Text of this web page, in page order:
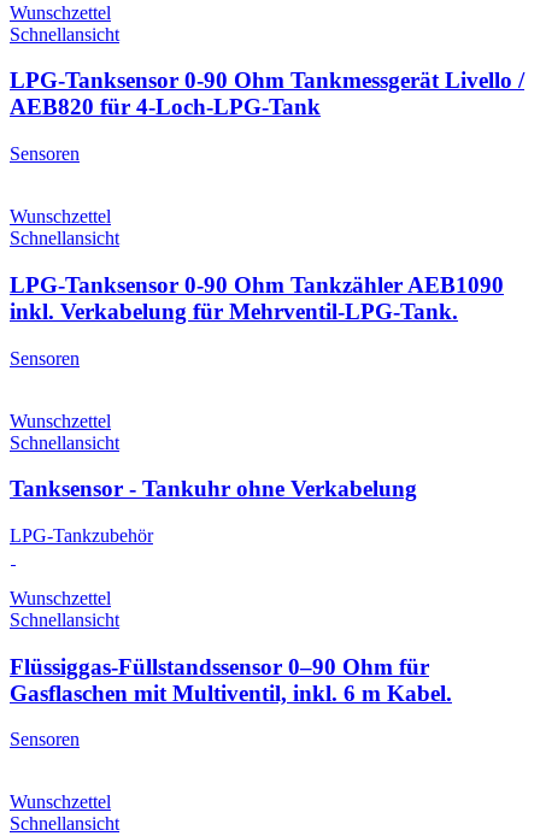
Wunschzettel
Schnellansicht
LPG-Tanksensor 0-90 Ohm Tankmessgerät Livello /
AEB820 für 4-Loch-LPG-Tank
Sensoren
Wunschzettel
Schnellansicht
LPG-Tanksensor 0-90 Ohm Tankzähler AEB1090
inkl. Verkabelung für Mehrventil-LPG-Tank.
Sensoren
Wunschzettel
Schnellansicht
Tanksensor - Tankuhr ohne Verkabelung
LPG-Tankzubehör
Wunschzettel
Schnellansicht
Flüssiggas-Füllstandssensor 0–90 Ohm für
Gasflaschen mit Multiventil, inkl. 6 m Kabel.
Sensoren
Wunschzettel
Schnellansicht